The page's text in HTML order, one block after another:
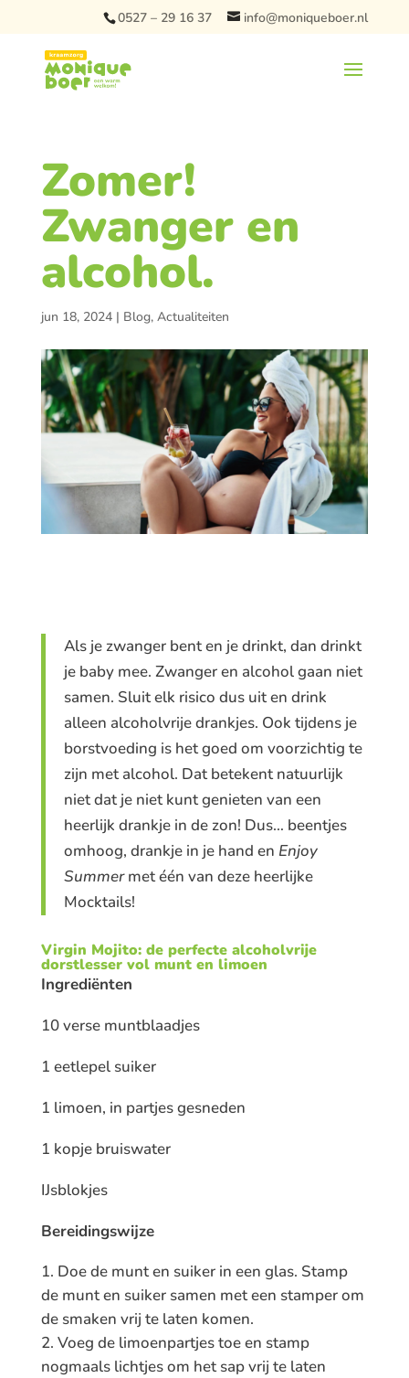
0527 – 29 16 37 info@moniqueboer.nl
Zomer!
Zwanger en
alcohol.
jun 18, 2024| Blog, Actualiteiten
Als je zwanger bent en je drinkt, dan drinkt
je baby mee. Zwanger en alcohol gaan niet
samen. Sluit elk risico dus uit en drink
alleen alcoholvrije drankjes. Ook tijdens je
borstvoeding is het goed om voorzichtig te
zijn met alcohol. Dat betekent natuurlijk
niet dat je niet kunt genieten van een
heerlijk drankje in de zon! Dus… beentjes
omhoog, drankje in je hand en Enjoy
Summermet één van deze heerlijke
Mocktails!
Virgin Mojito: de perfecte alcoholvrije
dorstlesser vol munt en limoen
Ingrediënten
10 verse muntblaadjes
1 eetlepel suiker
1 limoen, in partjes gesneden
1 kopje bruiswater
IJsblokjes
Bereidingswijze
Doe de munt en suiker in een glas. Stamp
de munt en suiker samen met een stamper om
de smaken vrij te laten komen.
Voeg de limoenpartjes toe en stamp
nogmaals lichtjes om het sap vrij te laten